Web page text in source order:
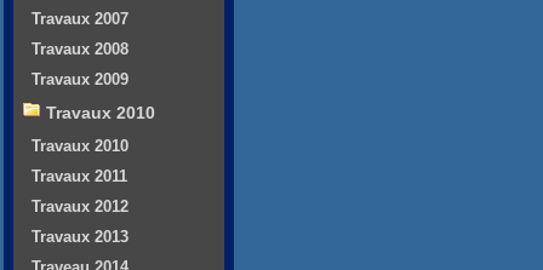
Travaux 2007
Travaux 2008
Travaux 2009
Travaux 2010
Travaux 2010
Travaux 2011
Travaux 2012
Travaux 2013